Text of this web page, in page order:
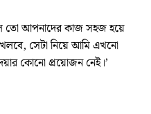
তো আপনাদের কাজ সহজ হয়ে
সেটা নিয়ে আমি এখনো
কোনো প্রয়োজন নেই।’